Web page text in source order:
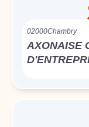
02000Chambry
AXONAISE